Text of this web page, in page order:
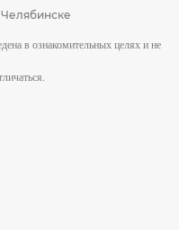
в ознакомительных целях и не